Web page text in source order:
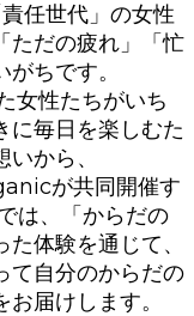
任世代」の女性
ただの疲れ」「忙
ちです。
女性たちがいち
に毎日を楽しむた
から、
が共同開催す
は、「からだの
体験を通じて、
て自分のからだの
届けします。